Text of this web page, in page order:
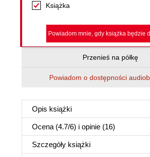
Książka
Powiadom mnie, gdy książka będzie
Przenieś na półkę
Powiadom o dostępności
Opis książki
Ocena (4.7/6) i opinie (16)
Szczegóły książki